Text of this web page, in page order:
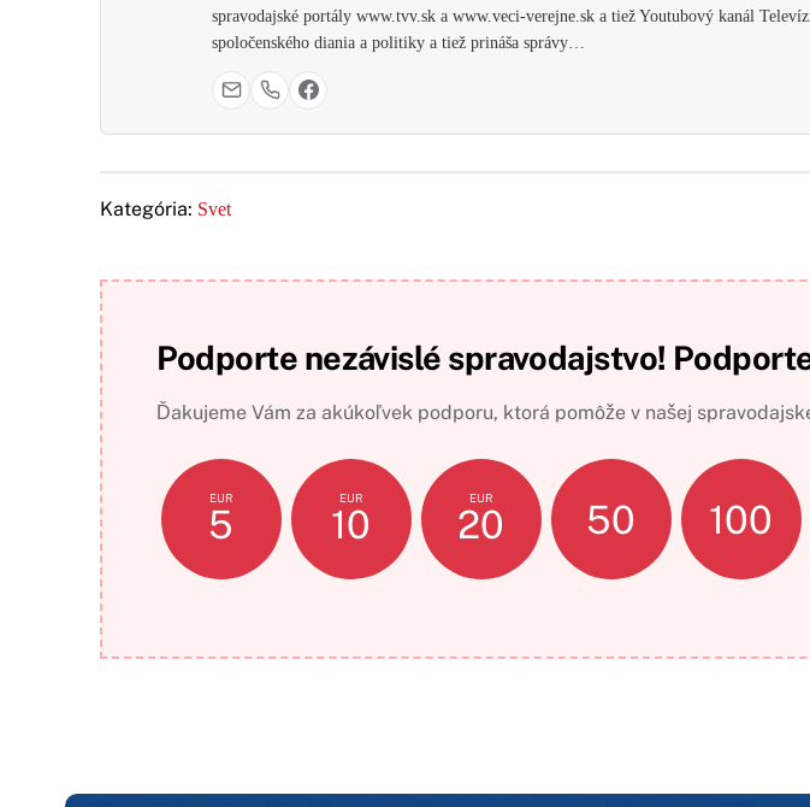
spravodajské portály www.tvv.sk a www.veci-verejne.sk a tiež Youtubový kanál
spoločenského diania a politiky a tiež prináša správy…
Kategória: Svet
Podporte nezávislé spravodajstvo!
Ďakujeme Vám za akúkoľvek podporu, ktorá pomôže v našej
EUR
5
EUR
10
EUR
20 50 100